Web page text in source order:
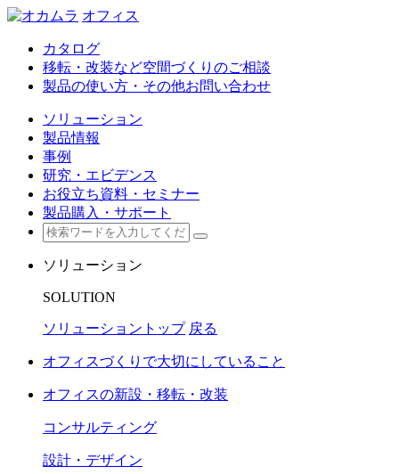
オフィス
カタログ
移転・改装など空間づくりのご相談
製品の使い方・その他お問い合わせ
ソリューション
製品情報
事例
研究・エビデンス
お役立ち資料・セミナー
製品購入・サポート
ソリューション
SOLUTION
ソリューショントップ 戻る
オフィスづくりで大切にしていること
オフィスの新設・移転・改装
コンサルティング
設計・デザイン